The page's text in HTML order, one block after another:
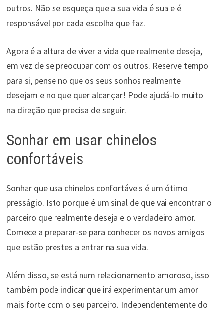
outros. Não se esqueça que a sua vida é sua e é
responsável por cada escolha que faz.
Agora é a altura de viver a vida que realmente deseja,
em vez de se preocupar com os outros. Reserve tempo
para si, pense no que os seus sonhos realmente
desejam e no que quer alcançar! Pode ajudá-lo muito
na direção que precisa de seguir.
Sonhar em usar chinelos
confortáveis
Sonhar que usa chinelos confortáveis ​​é um ótimo
presságio. Isto porque é um sinal de que vai encontrar o
parceiro que realmente deseja e o verdadeiro amor.
Comece a preparar-se para conhecer os novos amigos
que estão prestes a entrar na sua vida.
Além disso, se está num relacionamento amoroso, isso
também pode indicar que irá experimentar um amor
mais forte com o seu parceiro. Independentemente do